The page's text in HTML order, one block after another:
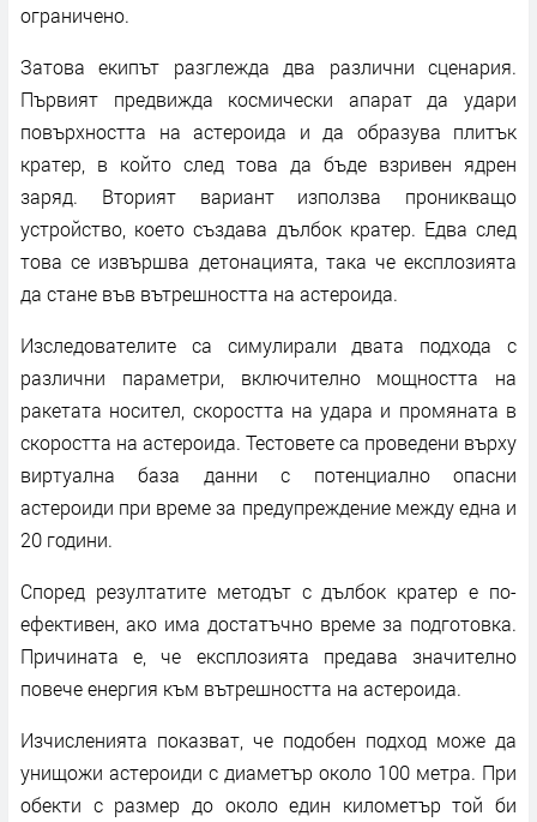
ограничено.
Затова екипът разглежда два различни сценария.
Първият предвижда космически апарат да удари
повърхността на астероида и да образува плитък
кратер, в който след това да бъде взривен ядрен
заряд. Вторият вариант използва проникващо
устройство, което създава дълбок кратер. Едва след
това се извършва детонацията, така че експлозията
да стане във вътрешността на астероида.
Изследователите са симулирали двата подхода с
различни параметри, включително мощността на
ракетата носител, скоростта на удара и промяната в
скоростта на астероида. Тестовете са проведени върху
виртуална база данни с потенциално опасни
астероиди при време за предупреждение между една и
20 години.
Според резултатите методът с дълбок кратер е по-
ефективен, ако има достатъчно време за подготовка.
Причината е, че експлозията предава значително
повече енергия към вътрешността на астероида.
Изчисленията показват, че подобен подход може да
унищожи астероиди с диаметър около 100 метра. При
обекти с размер до около един километър той би